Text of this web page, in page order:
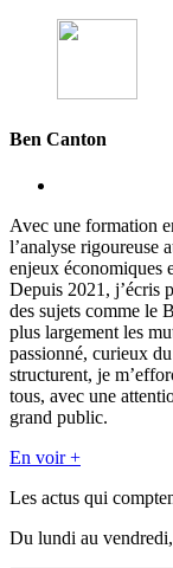
Ben Canton
Avec une formation
l’analyse rigoureuse
enjeux économiques
Depuis 2021, j’écris
des sujets comme le
plus largement les
passionné, curieux
structurent, je
tous, avec une
grand public.
En voir +
Les actus qui
Du lundi au